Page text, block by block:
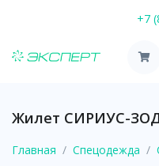
+7
Жилет СИРИУС-
Главная Спецодежда